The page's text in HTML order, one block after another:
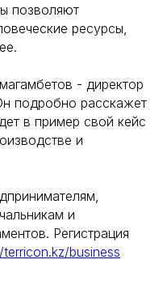
позволяют
ресурсы,
- директор
подробно расскажет
в пример свой кейс
и
и
Регистрация
business